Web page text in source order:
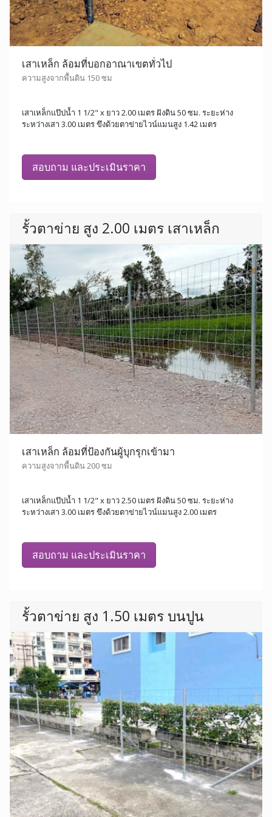
เสาเหล็ก ล้อมที่บอกอาณาเขตทั่วไป
ความสูงจากพื้นดิน 150 ซม
เสาเหล็กแป๊ปน้ำ 1 1/2" x ยาว 2.00 เมตร ฝังดิน 50 ซม. ระยะห่าง
ระหว่างเสา 3.00 เมตร ขึงด้วยตาข่ายไวน์แมนสูง 1.42 เมตร
สอบถาม และประเมินราคา
รั้วตาข่าย สูง 2.00 เมตร เสาเหล็ก
เสาเหล็ก ล้อมที่ป้องกันผู้บุกรุกเข้ามา
ความสูงจากพื้นดิน 200 ซม
เสาเหล็กแป๊ปน้ำ 1 1/2" x ยาว 2.50 เมตร ฝังดิน 50 ซม. ระยะห่าง
ระหว่างเสา 3.00 เมตร ขึงด้วยตาข่ายไวน์แมนสูง 2.00 เมตร
สอบถาม และประเมินราคา
รั้วตาข่าย สูง 1.50 เมตร บนปูน